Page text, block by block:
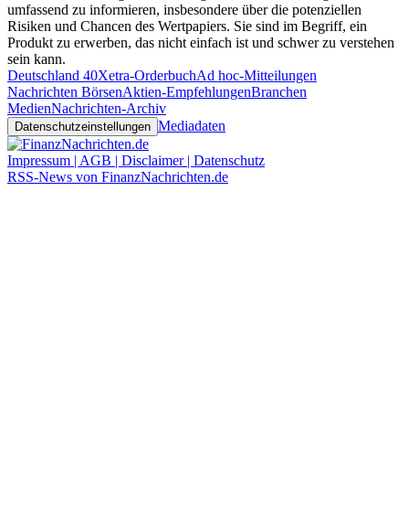
umfassend zu informieren, insbesondere über die potenziellen
Risiken und Chancen des Wertpapiers. Sie sind im Begriff, ein
Produkt zu erwerben, das nicht einfach ist und schwer zu verstehen
sein kann.
Deutschland 40Xetra-OrderbuchAd hoc-Mitteilungen
Nachrichten BörsenAktien-EmpfehlungenBranchen
MedienNachrichten-Archiv
Datenschutzeinstellungen Mediadaten
Impressum | AGB | Disclaimer | Datenschutz
RSS-News von FinanzNachrichten.de